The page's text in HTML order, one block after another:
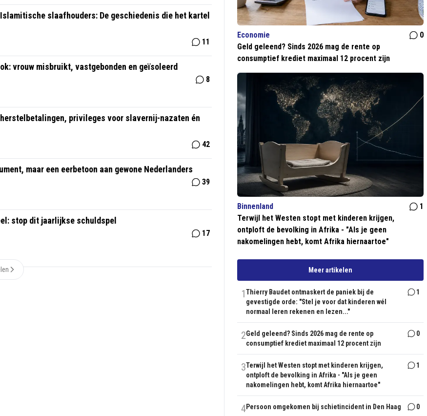
slaafhouders: De geschiedenis die het kartel
11
vrouw misbruikt, vastgebonden en geïsoleerd
8
privileges voor slavernij-nazaten én
42
maar een eerbetoon aan gewone Nederlanders
39
stop dit jaarlijkse schuldspel
17
Economie
0
Geld geleend? Sinds 2026 mag de rente op
consumptief krediet maximaal 12 procent zijn
Binnenland
1
Terwijl het Westen stopt met kinderen krijgen,
ontploft de bevolking in Afrika - "Als je geen
nakomelingen hebt, komt Afrika hiernaartoe"
Meer artikelen
1Thierry Baudet ontmaskert de paniek bij de
gevestigde orde: "Stel je voor dat kinderen wél
normaal leren rekenen en lezen..."
1
2Geld geleend? Sinds 2026 mag de rente op
consumptief krediet maximaal 12 procent zijn
0
3Terwijl het Westen stopt met kinderen krijgen,
ontploft de bevolking in Afrika - "Als je geen
nakomelingen hebt, komt Afrika hiernaartoe"
1
4Persoon omgekomen bij schietincident in Den Haag 0